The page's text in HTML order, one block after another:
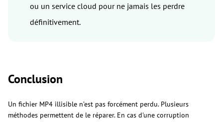
ou un service cloud pour ne jamais les perdre
définitivement.
Conclusion
Un fichier MP4 illisible n’est pas forcément perdu. Plusieurs
méthodes permettent de le réparer. En cas d'une corruption